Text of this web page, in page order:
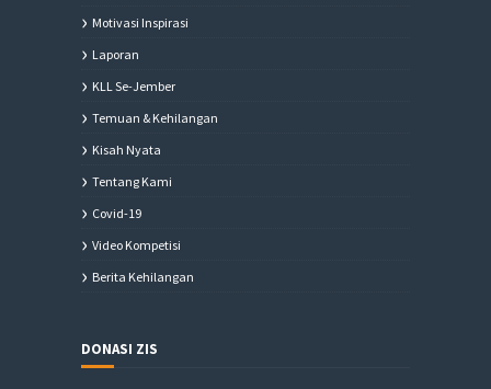
Motivasi Inspirasi
Laporan
KLL Se-Jember
Temuan & Kehilangan
Kisah Nyata
Tentang Kami
Covid-19
Video Kompetisi
Berita Kehilangan
DONASI ZIS